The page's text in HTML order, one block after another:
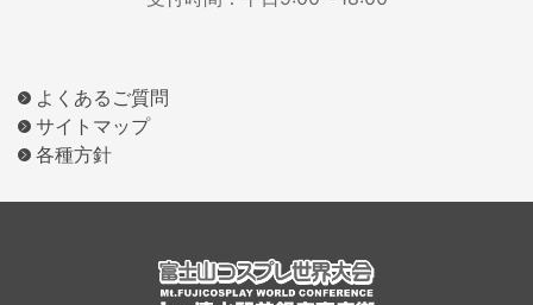
よくあるご質問
サイトマップ
各種方針